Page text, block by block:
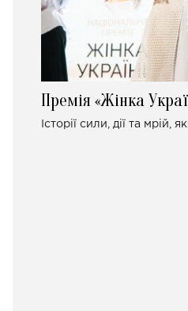
Премія «Жінка
Історії сили, дії та мрій,